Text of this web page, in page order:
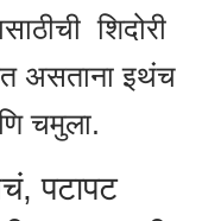
शिदोरी
असताना इथंच
चमुला.
पटापट